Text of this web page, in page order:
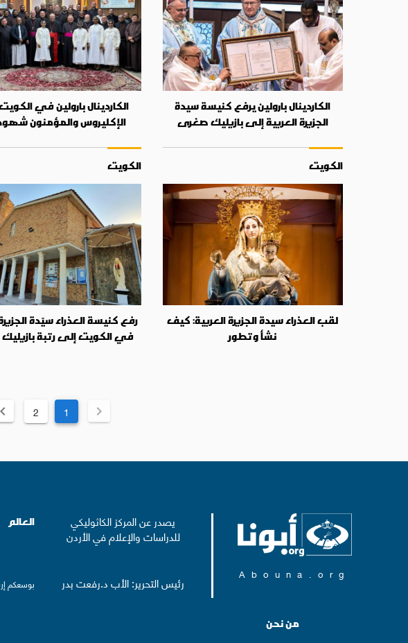
الكاردينال بارولين يرفع كنيسة سيدة
الجزيرة العربية إلى بازيليك صغرى
الكاردينال بارولين في
الإكليروس والمؤمنون
الكويت
لقب العذراء سيدة الجزيرة العربية: كيف
نشأ وتطور
الكويت
رفع كنيسة العذراء سيّدة
في الكويت إلى رتبة
1
2
Abouna.org
يصدر عن المركز الكاثوليكي
للدراسات والإعلام في الأردن
رئيس التحرير: الأب د.رفعت بدر
العالم
بوسعكم
من نحن